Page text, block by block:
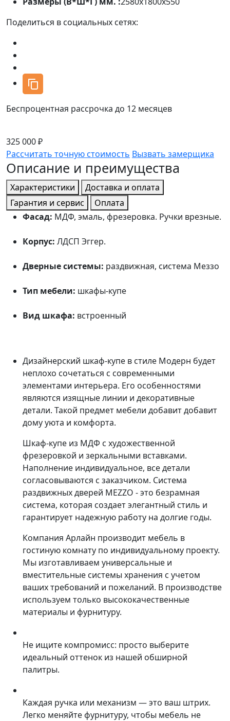
Поделиться в социальных сетях:
Беспроцентная рассрочка до 12 месяцев
325 000 ₽
Рассчитать точную стоимость Вызвать замерщика
Описание и преимущества
Характеристики
Доставка и оплата
Гарантия и сервис
Оплата
Фасад: МДФ, эмаль, фрезеровка. Ручки врезные.
Корпус: ЛДСП Эггер.
Дверные системы: раздвижная, система Меззо
Тип мебели: шкафы-купе
Вид шкафа: встроенный
Дизайнерский шкаф-купе в стиле Модерн будет
неплохо сочетаться с современными
элементами интерьера. Его особенностями
являются изящные линии и декоративные
детали. Такой предмет мебели добавит добавит
дому уюта и комфорта.
Шкаф-купе из МДФ с художественной
фрезеровкой и зеркальными вставками.
Наполнение индивидуальное, все детали
согласовываются с заказчиком. Система
раздвижных дверей MEZZO - это безрамная
система, которая создает элегантный стиль и
гарантирует надежную работу на долгие годы.
Компания Арлайн производит мебель в
гостиную комнату по индивидуальному проекту.
Мы изготавливаем универсальные и
вместительные системы хранения с учетом
ваших требований и пожеланий. В производстве
используем только высококачественные
материалы и фурнитуру.
Не ищите компромисс: просто выберите
идеальный оттенок из нашей обширной
палитры.
Каждая ручка или механизм — это ваш штрих.
Легко меняйте фурнитуру, чтобы мебель не